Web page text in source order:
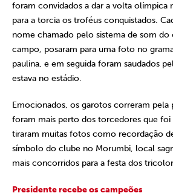
foram convidados a dar a volta olímpica
para a torcia os troféus conquistados.
nome chamado pelo sistema de som do
campo, posaram para uma foto no
paulina, e em seguida foram saudados
estava no estádio.
Emocionados, os garotos correram pela
foram mais perto dos torcedores que foi
tiraram muitas fotos como recordação
símbolo do clube no Morumbi, local
mais concorridos para a festa dos
Presidente recebe os campeões